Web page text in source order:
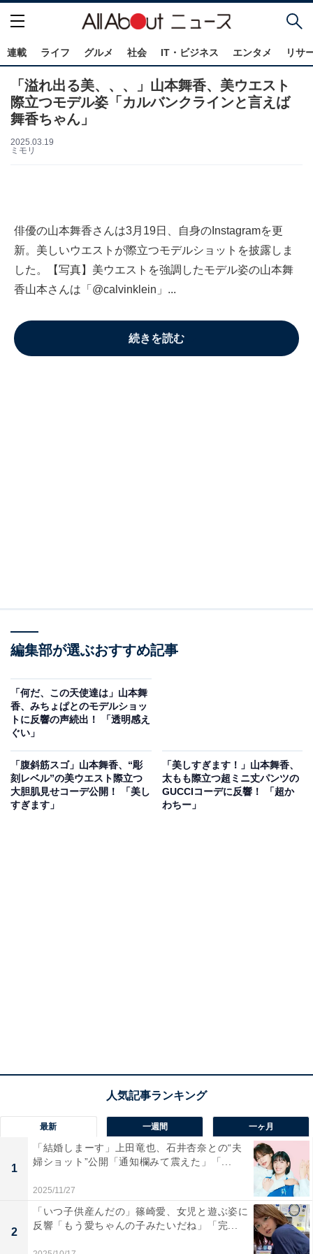
連載 ライフ グルメ 社会 IT・ビジネス エンタメ リサ
「溢れ出る美、、、」山本舞香、美ウエスト
際立つモデル姿「カルバンクラインと言えば
舞香ちゃん」
2025.03.19
ミモリ
俳優の山本舞香さんは3月19日、自身のInstagramを更
新。美しいウエストが際立つモデルショットを披露しま
した。【写真】美ウエストを強調したモデル姿の山本舞
香山本さんは「@calvinklein」...
続きを読む
編集部が選ぶおすすめ記事
「何だ、この天使達は」山本舞
香、みちょぱとのモデルショッ
トに反響の声続出！ 「透明感え
ぐい」
「腹斜筋スゴ」山本舞香、“彫
刻レベル”の美ウエスト際立つ
大胆肌見せコーデ公開！ 「美し
すぎます」
「美しすぎます！」山本舞香、
太もも際立つ超ミニ丈パンツの
GUCCIコーデに反響！ 「超か
わちー」
最新 一週間 一ヶ月
1
「結婚しまーす」上田竜也、石井杏奈との“夫
婦ショット”公開「通知欄みて震えた」「...
2025/11/27
2
「いつ子供産んだの」篠崎愛、女児と遊ぶ姿に
反響「もう愛ちゃんの子みたいだね」「完...